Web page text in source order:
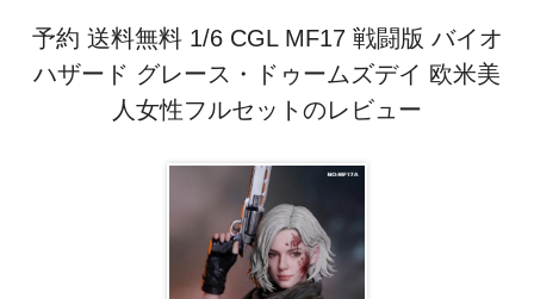
予約 送料無料 1/6 CGL MF17 戦闘版 バイオ
ハザード グレース・ドゥームズデイ 欧米美
人女性フルセットのレビュー